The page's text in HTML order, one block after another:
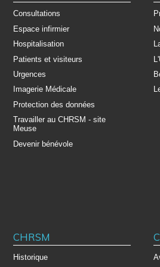
Consultations
Espace infirmier
Hospitalisation
Patients et visiteurs
Urgences
Imagerie Médicale
Protection des données
Travailler au CHRSM - site
Meuse
Devenir bénévole
CHRSM
Historique